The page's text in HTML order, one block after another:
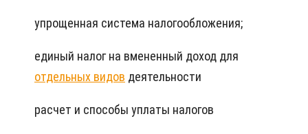
упрощенная система налогообложения;
единый налог на вмененный доход для
отдельных видов деятельности
расчет и способы уплаты налогов